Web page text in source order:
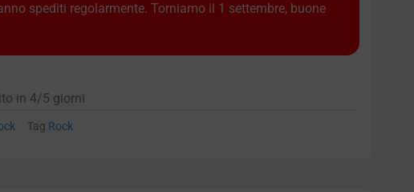
spediti regolarmente. Torniamo il 1 settembre, buone
in 4/5 giorni
Tag Rock